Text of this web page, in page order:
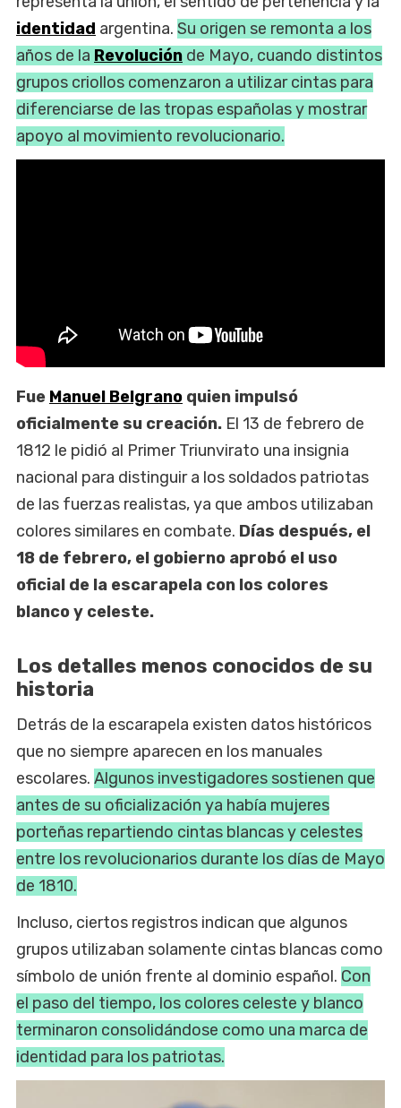
identidad argentina. Su origen se remonta a los
años de la Revolución de Mayo, cuando distintos
grupos criollos comenzaron a utilizar cintas para
diferenciarse de las tropas españolas y mostrar
apoyo al movimiento revolucionario.
Fue Manuel Belgrano quien impulsó
oficialmente su creación. El 13 de febrero de
1812 le pidió al Primer Triunvirato una insignia
nacional para distinguir a los soldados patriotas
de las fuerzas realistas, ya que ambos utilizaban
colores similares en combate. Días después, el
18 de febrero, el gobierno aprobó el uso
oficial de la escarapela con los colores
blanco y celeste.
Los detalles menos conocidos de su
historia
Detrás de la escarapela existen datos históricos
que no siempre aparecen en los manuales
escolares. Algunos investigadores sostienen que
antes de su oficialización ya había mujeres
porteñas repartiendo cintas blancas y celestes
entre los revolucionarios durante los días de Mayo
de 1810.
Incluso, ciertos registros indican que algunos
grupos utilizaban solamente cintas blancas como
símbolo de unión frente al dominio español. Con
el paso del tiempo, los colores celeste y blanco
terminaron consolidándose como una marca de
identidad para los patriotas.